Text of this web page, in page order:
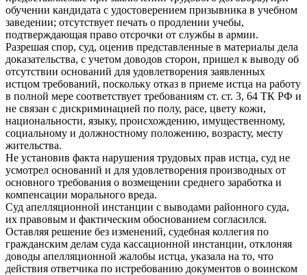
обучении кандидата с удостоверением призывника в учебном
заведении; отсутствует печать о продлении учебы,
подтверждающая право отсрочки от службы в армии.
Разрешая спор, суд, оценив представленные в материалы дела
доказательства, с учетом доводов сторон, пришел к выводу об
отсутствии оснований для удовлетворения заявленных
истцом требований, поскольку отказ в приеме истца на работу
в полной мере соответствует требованиям ст. ст. 3, 64 ТК РФ и
не связан с дискриминацией по полу, расе, цвету кожи,
национальности, языку, происхождению, имущественному,
социальному и должностному положению, возрасту, месту
жительства.
Не установив факта нарушения трудовых прав истца, суд не
усмотрел оснований и для удовлетворения производных от
основного требования о возмещении среднего заработка и
компенсации морального вреда.
Суд апелляционной инстанции с выводами районного суда,
их правовым и фактическим обоснованием согласился.
Оставляя решение без изменений, судебная коллегия по
гражданским делам суда кассационной инстанции, отклоняя
доводы апелляционной жалобы истца, указала на то, что
действия ответчика по истребованию документов о воинском